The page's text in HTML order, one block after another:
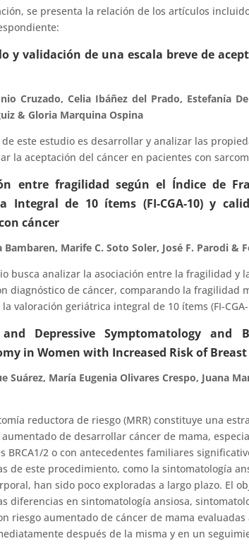
se presenta la relación de los artículos
y validación de una escala breve de
Cruzado, Celia Ibáñez del Prado, Estefanía
& Gloria Marquina Ospina
de este estudio es desarrollar y analizar las
la aceptación del cáncer en pacientes con
entre fragilidad según el Índice de
Integral de 10 ítems (FI-CGA-10) y
cáncer
Bambaren, Marife C. Soto Soler, José F. Parodi &
busca analizar la asociación entre la fragilidad y
diagnóstico de cáncer, comparando la fragilidad
la valoración geriátrica integral de 10 ítems (FI-
Depressive Symptomatology and
in Women with Increased Risk of
Suárez, María Eugenia Olivares Crespo, Juana
reductora de riesgo (MRR) constituye una
aumentado de desarrollar cáncer de mama,
BRCA1/2 o con antecedentes familiares
de este procedimiento, como la sintomatología
han sido poco exploradas a largo plazo. El
diferencias en sintomatología ansiosa,
riesgo aumentado de cáncer de mama
después de la misma y en un